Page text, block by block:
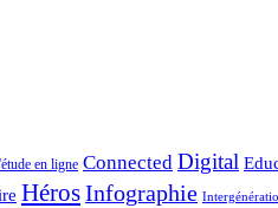
en ligne Connected Digital
HérosInfographie